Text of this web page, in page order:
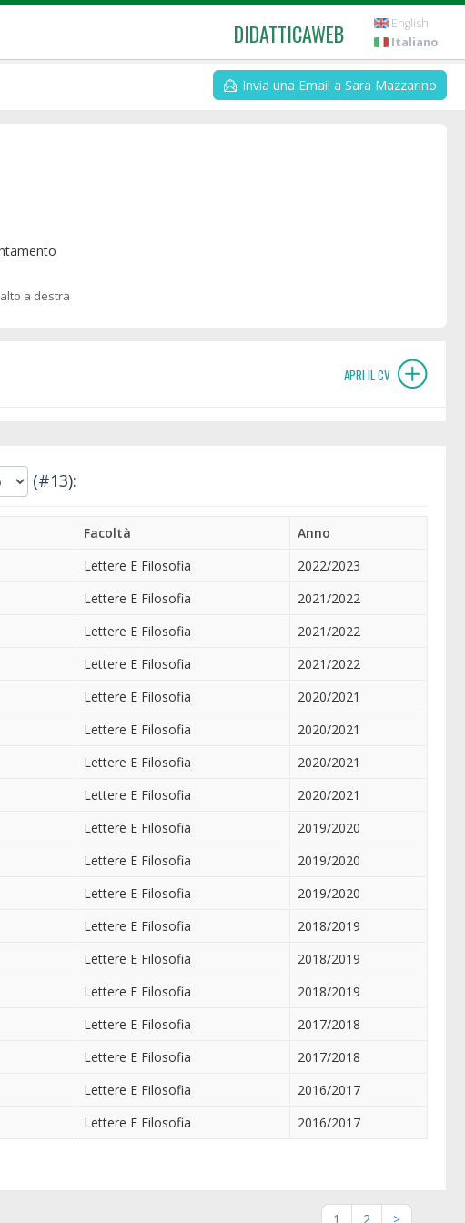
DIDATTICAWEB
English
Italiano
Invia una Email a Sara Mazzarino
a destra
APRI IL CV
(#13):
Facoltà
Anno
Lettere E Filosofia
2022/2023
Lettere E Filosofia
2021/2022
Lettere E Filosofia
2021/2022
Lettere E Filosofia
2021/2022
Lettere E Filosofia
2020/2021
Lettere E Filosofia
2020/2021
Lettere E Filosofia
2020/2021
Lettere E Filosofia
2020/2021
Lettere E Filosofia
2019/2020
Lettere E Filosofia
2019/2020
Lettere E Filosofia
2019/2020
Lettere E Filosofia
2018/2019
Lettere E Filosofia
2018/2019
Lettere E Filosofia
2018/2019
Lettere E Filosofia
2017/2018
Lettere E Filosofia
2017/2018
Lettere E Filosofia
2016/2017
Lettere E Filosofia 2016/2017
1 2 >